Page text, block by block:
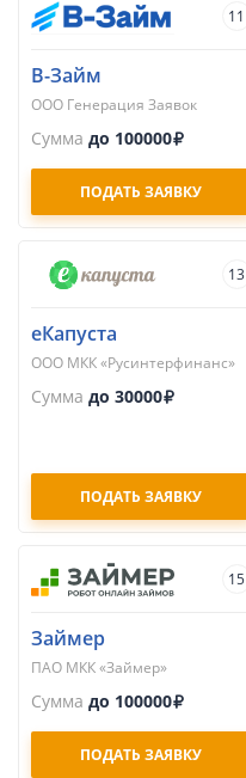
11
В-Займ
ООО Генерация Заявок
Сумма до 100000
ПОДАТЬ ЗАЯВКУ
13
еКапуста
ООО МКК «Русинтерфинанс»
Сумма до 30000
ПОДАТЬ ЗАЯВКУ
15
Займер
ПАО МКК «Займер»
Сумма до 100000
ПОДАТЬ ЗАЯВКУ